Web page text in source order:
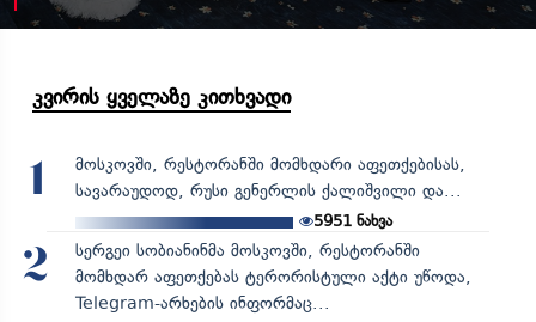
კვირის ყველაზე კითხვადი
1
მოსკოვში, რესტორანში მომხდარი აფეთქებისას,
სავარაუდოდ, რუსი გენერლის ქალიშვილი და...
5951 ნახვა
2
სერგეი სობიანინმა მოსკოვში, რესტორანში
მომხდარ აფეთქებას ტერორისტული აქტი უწოდა,
Telegram-არხების ინფორმაც...